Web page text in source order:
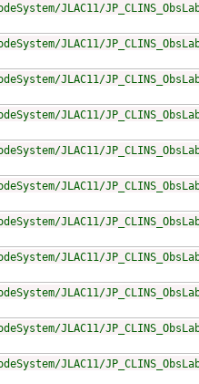
JLAC11/
JLAC11/
JLAC11/
JLAC11/
JLAC11/
JLAC11/
JLAC11/
JLAC11/
JLAC11/
JLAC11/
JLAC11/